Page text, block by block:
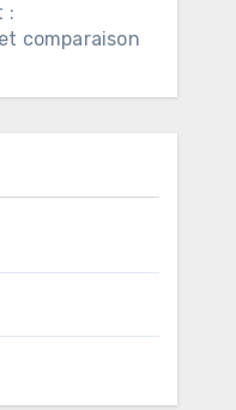
:
comparaison